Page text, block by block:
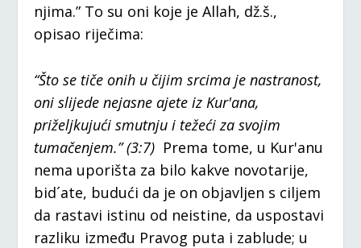
njima.” To su oni koje je Allah, dž.š.,
opisao riječima:
“Što se tiče onih u čijim srcima je nastranost,
oni slijede nejasne ajete iz Kur'ana,
priželjkujući smutnju i težeći za svojim
tumačenjem.” (3:7) Prema tome, u Kur'anu
nema uporišta za bilo kakve novotarije,
bid´ate, budući da je on objavljen s ciljem
da rastavi istinu od neistine, da uspostavi
razliku između Pravog puta i zablude; u